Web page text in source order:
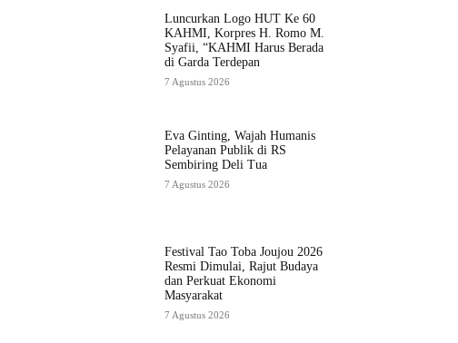
Luncurkan Logo HUT Ke 60
KAHMI, Korpres H. Romo M.
Syafii, “KAHMI Harus Berada
di Garda Terdepan
7 Agustus 2026
Eva Ginting, Wajah Humanis
Pelayanan Publik di RS
Sembiring Deli Tua
7 Agustus 2026
Festival Tao Toba Joujou 2026
Resmi Dimulai, Rajut Budaya
dan Perkuat Ekonomi
Masyarakat
7 Agustus 2026